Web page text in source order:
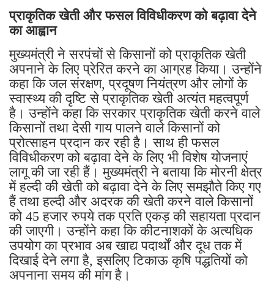
प्राकृतिक खेती और फसल विविधीकरण को बढ़ावा देने
का आह्वान
मुख्यमंत्री ने सरपंचों से किसानों को प्राकृतिक खेती
अपनाने के लिए प्रेरित करने का आग्रह किया। उन्होंने
कहा कि जल संरक्षण, प्रदूषण नियंत्रण और लोगों के
स्वास्थ्य की दृष्टि से प्राकृतिक खेती अत्यंत महत्वपूर्ण
है। उन्होंने कहा कि सरकार प्राकृतिक खेती करने वाले
किसानों तथा देसी गाय पालने वाले किसानों को
प्रोत्साहन प्रदान कर रही है। साथ ही फसल
विविधीकरण को बढ़ावा देने के लिए भी विशेष योजनाएं
लागू की जा रही हैं। मुख्यमंत्री ने बताया कि मोरनी क्षेत्र
में हल्दी की खेती को बढ़ावा देने के लिए समझौते किए गए
हैं तथा हल्दी और अदरक की खेती करने वाले किसानों
को 45 हजार रुपये तक प्रति एकड़ की सहायता प्रदान
की जाएगी। उन्होंने कहा कि कीटनाशकों के अत्यधिक
उपयोग का प्रभाव अब खाद्य पदार्थों और दूध तक में
दिखाई देने लगा है, इसलिए टिकाऊ कृषि पद्धतियों को
अपनाना समय की मांग है।